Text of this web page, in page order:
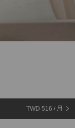
TWD 516 / 月